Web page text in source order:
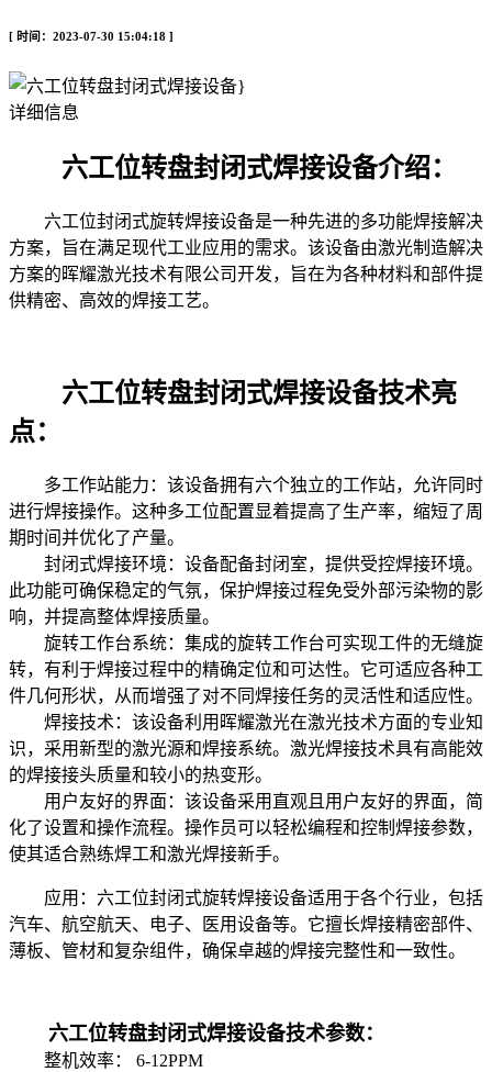
[ 时间：2023-07-30 15:04:18 ]
详细信息
六工位转盘封闭式焊接设备介绍：
六工位封闭式旋转焊接设备是一种先进的多功能焊接解决
方案，旨在满足现代工业应用的需求。该设备由激光制造解决
方案的晖耀激光技术有限公司开发，旨在为各种材料和部件提
供精密、高效的焊接工艺。
六工位转盘封闭式焊接设备技术亮
点：
多工作站能力：该设备拥有六个独立的工作站，允许同时
进行焊接操作。这种多工位配置显着提高了生产率，缩短了周
期时间并优化了产量。
封闭式焊接环境：设备配备封闭室，提供受控焊接环境。
此功能可确保稳定的气氛，保护焊接过程免受外部污染物的影
响，并提高整体焊接质量。
旋转工作台系统：集成的旋转工作台可实现工件的无缝旋
转，有利于焊接过程中的精确定位和可达性。它可适应各种工
件几何形状，从而增强了对不同焊接任务的灵活性和适应性。
焊接技术：该设备利用晖耀激光在激光技术方面的专业知
识，采用新型的激光源和焊接系统。激光焊接技术具有高能效
的焊接接头质量和较小的热变形。
用户友好的界面：该设备采用直观且用户友好的界面，简
化了设置和操作流程。操作员可以轻松编程和控制焊接参数，
使其适合熟练焊工和激光焊接新手。
应用：六工位封闭式旋转焊接设备适用于各个行业，包括
汽车、航空航天、电子、医用设备等。它擅长焊接精密部件、
薄板、管材和复杂组件，确保卓越的焊接完整性和一致性。
六工位转盘封闭式焊接设备技术参数：
整机效率： 6-12PPM